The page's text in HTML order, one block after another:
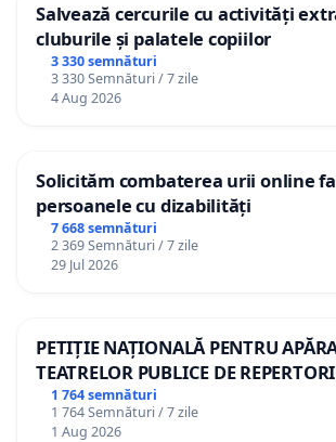
Salvează cercurile cu activități
cluburile și palatele copiilor
3 330 semnături
3 330 Semnături / 7 zile
4 Aug 2026
Solicităm combaterea urii online
persoanele cu dizabilități
7 668 semnături
2 369 Semnături / 7 zile
29 Jul 2026
PETIȚIE NAȚIONALĂ PENTRU
TEATRELOR PUBLICE DE
ROMÂNIA
1 764 semnături
1 764 Semnături / 7 zile
1 Aug 2026